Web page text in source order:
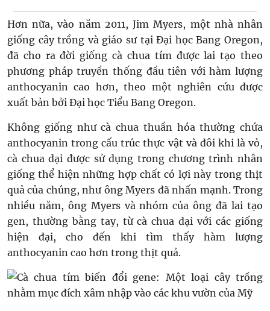
Hơn nữa, vào năm 2011, Jim Myers, một nhà nhân
giống cây trồng và giáo sư tại Đại học Bang Oregon,
đã cho ra đời giống cà chua tím được lai tạo theo
phương pháp truyền thống đầu tiên với hàm lượng
anthocyanin cao hơn, theo một nghiên cứu được
xuất bản bởi Đại học Tiểu Bang Oregon.
Không giống như cà chua thuần hóa thường chứa
anthocyanin trong cấu trúc thực vật và đôi khi là vỏ,
cà chua dại được sử dụng trong chương trình nhân
giống thể hiện những hợp chất có lợi này trong thịt
quả của chúng, như ông Myers đã nhấn mạnh. Trong
nhiều năm, ông Myers và nhóm của ông đã lai tạo
gen, thường bằng tay, từ cà chua dại với các giống
hiện đại, cho đến khi tìm thấy hàm lượng
anthocyanin cao hơn trong thịt quả.